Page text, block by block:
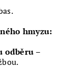
hmyzu:
odběru –